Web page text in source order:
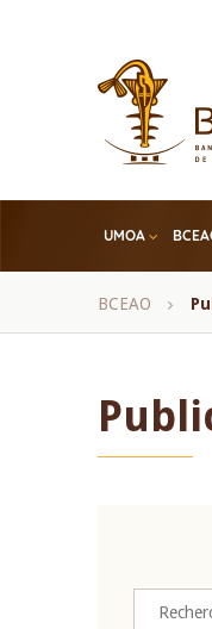
UMOA
Fil
BCEAO